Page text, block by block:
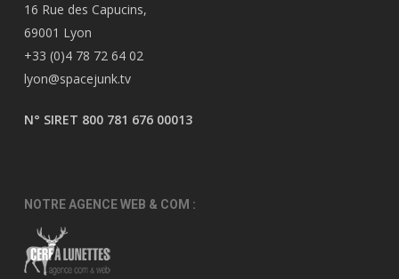
16 Rue des Capucins,
69001 Lyon
+33 (0)4 78 72 64 02
lyon@spacejunk.tv
N° SIRET 800 781 676 00013
NOTRE AGENCE WEB & COM :